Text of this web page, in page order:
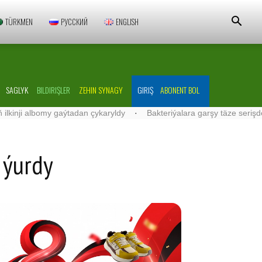
TÜRKMEN РУССКИЙ ENGLISH
SAGLYK BILDIRIŞLER ZEHIN SYNAGY GIRIŞ ABONENT BOL
çykaryldy · Bakteriýalara garşy täze serişdeler işlenip